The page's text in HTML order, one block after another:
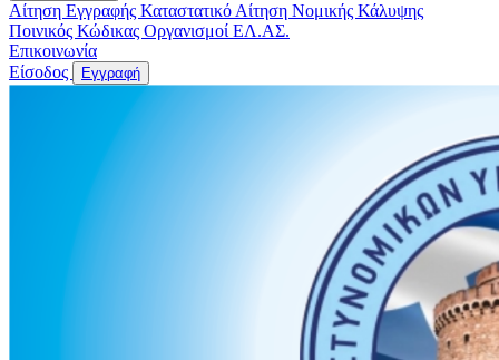
Αίτηση Εγγραφής Καταστατικό Αίτηση Νομικής Κάλυψης
Ποινικός Κώδικας Οργανισμοί ΕΛ.ΑΣ.
Επικοινωνία
Είσοδος
Εγγραφή